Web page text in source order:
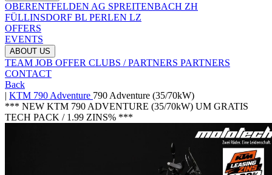
OBERENTFELDEN AG SPREITENBACH ZH
FÜLLINSDORF BL PERLEN LZ
OFFERS
EVENTS
ABOUT US
TEAM JOB OFFER CLUBS / PARTNERS PARTNERS
CONTACT
Back
| KTM 790 Adventure 790 Adventure (35/70kW)
*** NEW KTM 790 ADVENTURE (35/70kW) UM GRATIS
TECH PACK / 1.99 ZINS% ***